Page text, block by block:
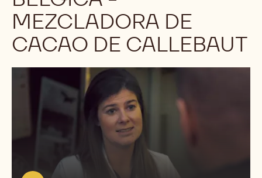
MEZCLADORA DE
CACAO DE CALLEBAUT
Ver
https://youtu.be/x2wSGryAuOw